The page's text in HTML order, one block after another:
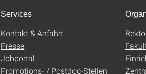
Services
Kontakt & Anfahrt
Presse
Jobportal
Promotions- / Postdoc-Stellen